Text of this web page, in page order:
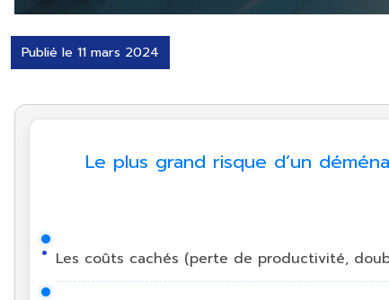
Publié le 11 mars 2024
Le plus grand risque d’un
Les coûts cachés (perte de productivité,